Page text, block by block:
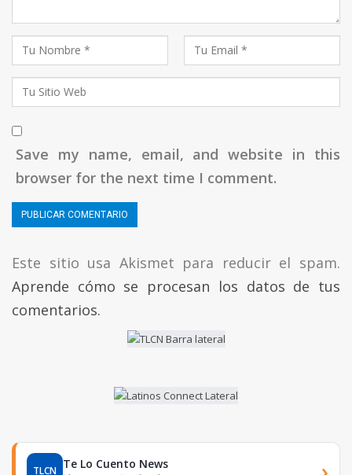
Save my name, email, and website in this
browser for the next time I comment.
Este sitio usa Akismet para reducir el spam.
Aprende cómo se procesan los datos de tus
comentarios.
TLCN Te Lo Cuento News